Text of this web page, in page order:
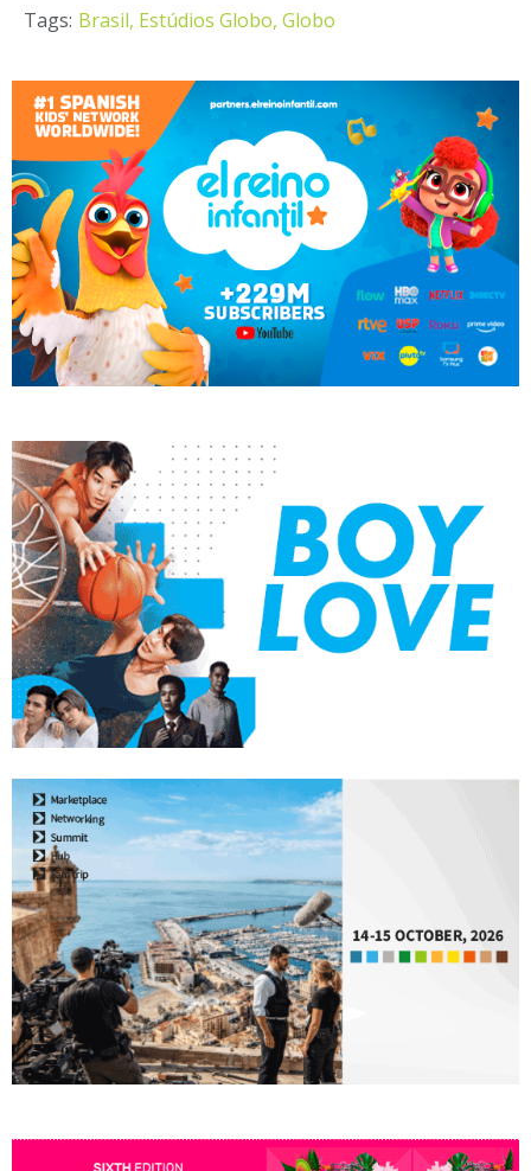
Tags: Brasil, Estúdios Globo, Globo